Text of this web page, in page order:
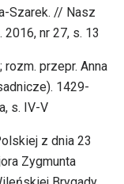
Szarek. // Nasz
nr 27, s. 13
przepr. Anna
1429-
s. IV-V
z dnia 23
Zygmunta